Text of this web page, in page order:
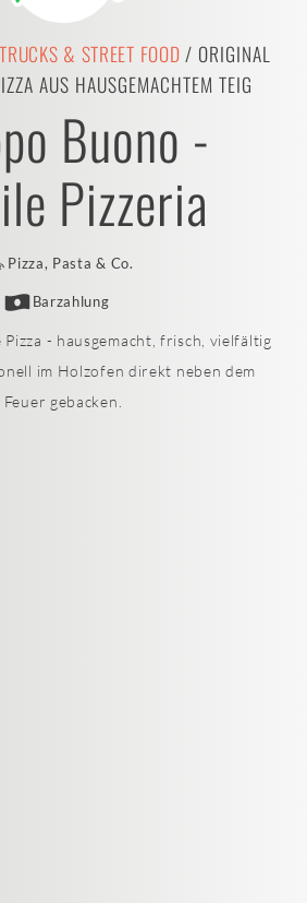
& STREET FOOD/ ORIGINAL
AUS HAUSGEMACHTEM TEIG
Buono -
Pizzeria
Pizza, Pasta & Co.
Barzahlung
- hausgemacht, frisch, vielfältig
im Holzofen direkt neben dem
Feuer gebacken.